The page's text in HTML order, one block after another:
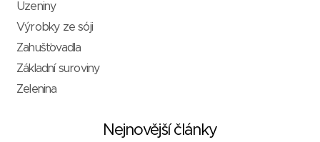
Uzeniny
Výrobky ze sóji
Zahušťovadla
Základní suroviny
Zelenina
Nejnovější články